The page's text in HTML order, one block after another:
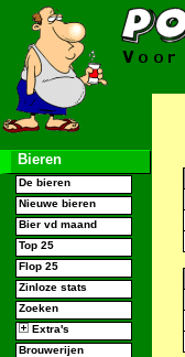
Bieren
De bieren
Nieuwe bieren
Bier vd maand
Top 25
Flop 25
Zinloze stats
Zoeken
Extra's
Brouwerijen